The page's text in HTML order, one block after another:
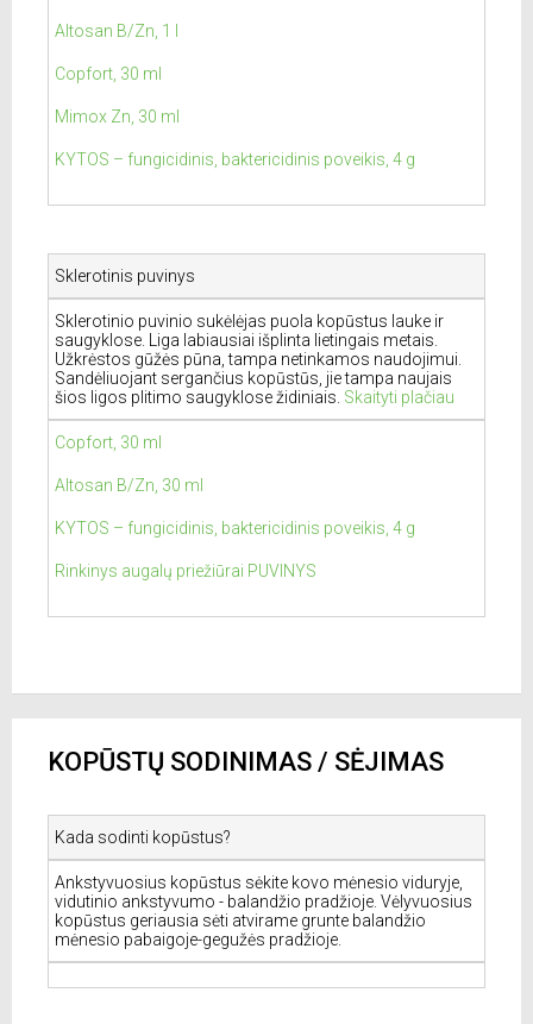
Altosan B/Zn, 1 l
Copfort, 30 ml
Mimox Zn, 30 ml
KYTOS – fungicidinis, baktericidinis poveikis, 4 g
Sklerotinis puvinys
Sklerotinio puvinio sukėlėjas puola kopūstus lauke ir
saugyklose. Liga labiausiai išplinta lietingais metais.
Užkrėstos gūžės pūna, tampa netinkamos naudojimui.
Sandėliuojant sergančius kopūstūs, jie tampa naujais
šios ligos plitimo saugyklose židiniais. Skaityti plačiau
Copfort, 30 ml
Altosan B/Zn, 30 ml
KYTOS – fungicidinis, baktericidinis poveikis, 4 g
Rinkinys augalų priežiūrai PUVINYS
KOPŪSTŲ SODINIMAS / SĖJIMAS
Kada sodinti kopūstus?
Ankstyvuosius kopūstus sėkite kovo mėnesio viduryje,
vidutinio ankstyvumo - balandžio pradžioje. Vėlyvuosius
kopūstus geriausia sėti atvirame grunte balandžio
mėnesio pabaigoje-gegužės pradžioje.